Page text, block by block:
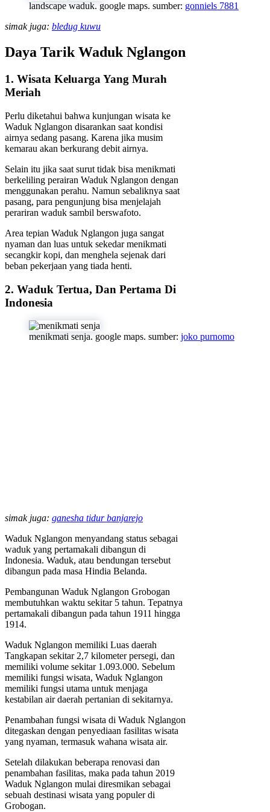
landscape waduk. google maps. sumber: gonniels 7881
simak juga: bledug kuwu
Daya Tarik Waduk Nglangon
1. Wisata Keluarga Yang Murah
Meriah
Perlu diketahui bahwa kunjungan wisata ke
Waduk Nglangon disarankan saat kondisi
airnya sedang pasang. Karena jika musim
kemarau akan berkurang debit airnya.
Selain itu jika saat surut tidak bisa menikmati
berkeliling perairan Waduk Nglangon dengan
menggunakan perahu. Namun sebaliknya saat
pasang, para pengunjung bisa menjelajah
perariran waduk sambil berswafoto.
Area tepian Waduk Nglangon juga sangat
nyaman dan luas untuk sekedar menikmati
secangkir kopi, dan menghela sejenak dari
beban pekerjaan yang tiada henti.
2. Waduk Tertua, Dan Pertama Di
Indonesia
menikmati senja. google maps. sumber: joko purnomo
simak juga: ganesha tidur banjarejo
Waduk Nglangon menyandang status sebagai
waduk yang pertamakali dibangun di
Indonesia. Waduk, atau bendungan tersebut
dibangun pada masa Hindia Belanda.
Pembangunan Waduk Nglangon Grobogan
membutuhkan waktu sekitar 5 tahun. Tepatnya
pertamakali dibangun pada tahun 1911 hingga
1914.
Waduk Nglangon memiliki Luas daerah
Tangkapan sekitar 2,7 kilometer persegi, dan
memiliki volume sekitar 1.093.000. Sebelum
memiliki fungsi wisata, Waduk Nglangon
memiliki fungsi utama untuk menjaga
kestabilan air daerah pertanian di sekitarnya.
Penambahan fungsi wisata di Waduk Nglangon
ditegaskan dengan penyediaan fasilitas wisata
yang nyaman, termasuk wahana wisata air.
Setelah dilakukan beberapa renovasi dan
penambahan fasilitas, maka pada tahun 2019
Waduk Nglangon mulai diresmikan sebagai
sebuah destinasi wisata yang populer di
Grobogan.